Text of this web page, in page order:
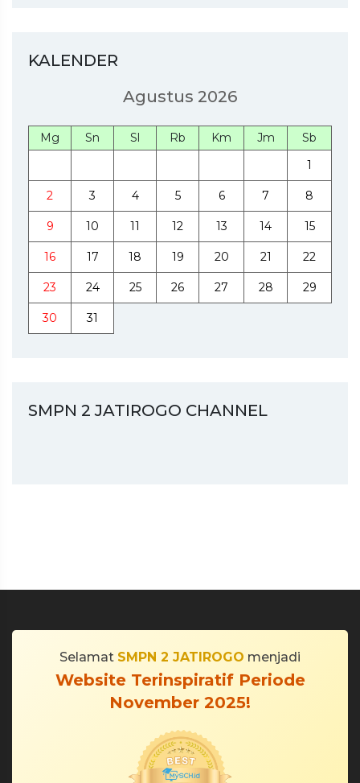
KALENDER
Agustus 2026
Mg Sn Sl Rb Km Jm
Sb
1
2 3 4 5 6 7 8
9 10 11 12 13 14 15
16 17 18 19 20 21 22
23 24 25 26 27 28 29
30 31
SMPN 2 JATIROGO CHANNEL
Selamat SMPN 2 JATIROGO menjadi
Website Terinspiratif Periode
November 2025!